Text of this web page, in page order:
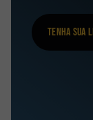
Tenha sua